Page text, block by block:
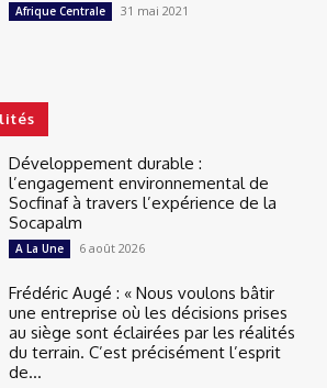
Afrique Centrale 31 mai 2021
Développement durable :
l’engagement environnemental de
Socfinaf à travers l’expérience de la
Socapalm
A La Une 6 août 2026
Frédéric Augé : « Nous voulons bâtir
une entreprise où les décisions prises
au siège sont éclairées par les réalités
du terrain. C’est précisément l’esprit
de...